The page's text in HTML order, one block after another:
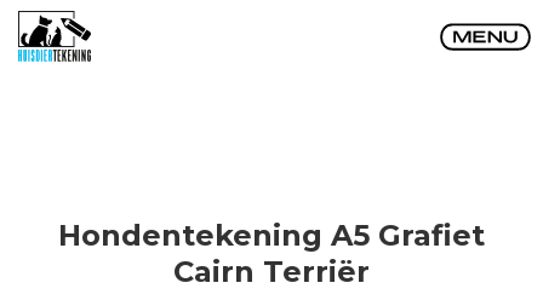
Hondentekening A5 Grafiet
Cairn Terriër